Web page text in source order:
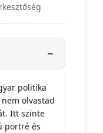
politika
olvastad
Itt szinte
portré és